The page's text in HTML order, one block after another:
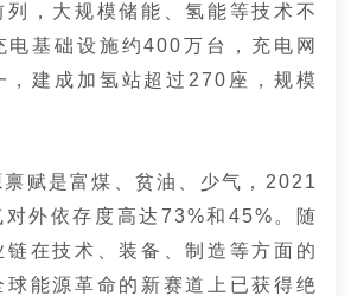
列，大规模储能、氢能等技术不
电基础设施约400万台，充电网
，建成加氢站超过270座，规模
赋是富煤、贫油、少气，2021
对外依存度高达73%和45%。随
链在技术、装备、制造等方面的
球能源革命的新赛道上已获得绝